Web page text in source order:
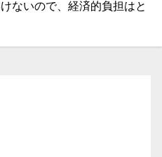
ないので、経済的負担はと